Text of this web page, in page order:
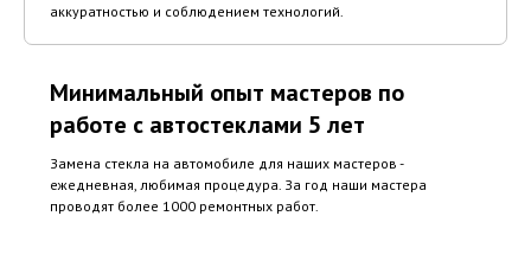
аккуратностью и соблюдением технологий.
Минимальный опыт мастеров по
работе с автостеклами 5 лет
Замена стекла на автомобиле для наших мастеров -
ежедневная, любимая процедура. За год наши мастера
проводят более 1000 ремонтных работ.